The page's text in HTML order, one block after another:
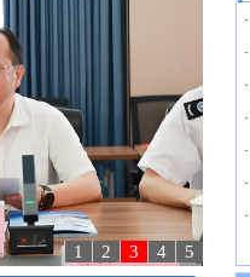
1 2 3 4 5
·
·
·
·
·
·
·